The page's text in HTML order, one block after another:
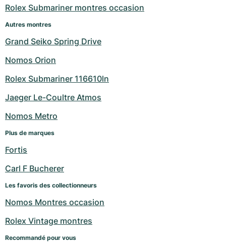
Rolex Submariner montres occasion
Autres montres
Grand Seiko Spring Drive
Nomos Orion
Rolex Submariner 116610ln
Jaeger Le-Coultre Atmos
Nomos Metro
Plus de marques
Fortis
Carl F Bucherer
Les favoris des collectionneurs
Nomos Montres occasion
Rolex Vintage montres
Recommandé pour vous